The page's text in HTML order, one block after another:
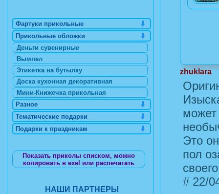
zhuklara
может
Это
пол
#22/
Фартуки прикольные
Прикольные обложки
Деньги сувенирные
Вымпел
Этикетка на бутылку
Доска кухонная декоративная
Мини-Книжечка прикольная
Разное
Тематические подарки
Подарки к праздникам
Показать приколы списком, можно
копировать в exel или распечатать
НАШИ ПАРТНЕРЫ